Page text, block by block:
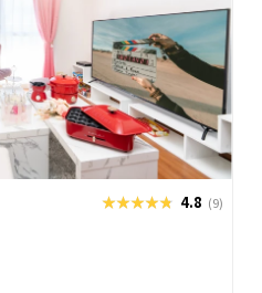
★★★★★
★★★★★ 4.8 (9)